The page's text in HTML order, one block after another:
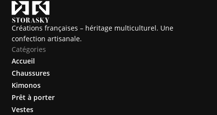
Créations françaises – héritage multiculturel. Une
confection artisanale.
Catégories
Accueil
Chaussures
Kimonos
Prêt à porter
Vestes